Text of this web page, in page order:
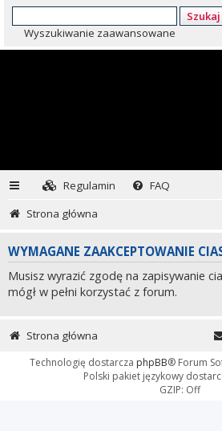
Szukaj
Wyszukiwanie zaawansowane
Regulamin
FAQ
Strona główna
WYMAGANE ZAAKCEPTOWANIE
Musisz wyrazić zgodę na zapisywanie
mógł w pełni korzystać z forum.
Strona główna
Technologię dostarcza phpBB® Forum
Polski pakiet językowy
GZIP: Off